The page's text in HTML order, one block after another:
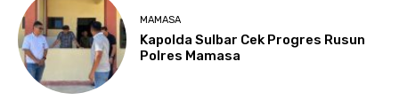
MAMASA
Kapolda Sulbar Cek Progres Rusun
Polres Mamasa